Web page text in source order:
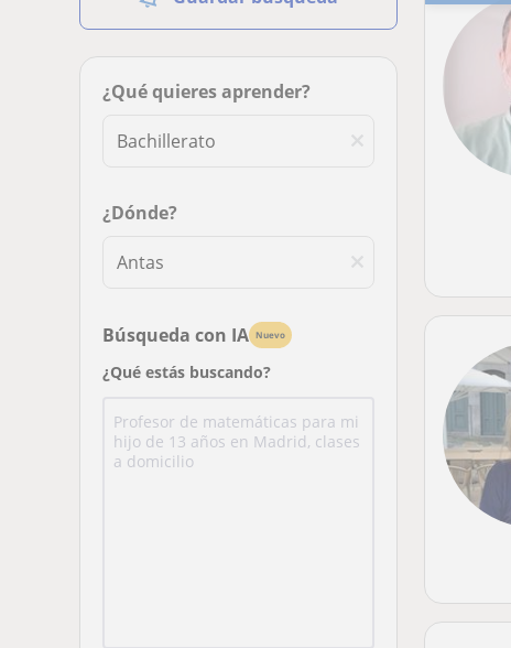
¿Qué quieres aprender?
¿Dónde?
Búsqueda con IA Nuevo
¿Qué estás buscando?